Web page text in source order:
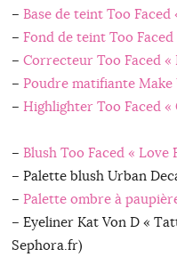
– Base de teint Too Faced
– Fond de teint Too
– Correcteur Too Faced «
– Poudre matifiante Make
– Highlighter Too Faced «
– Blush Too Faced « Love
– Palette blush Urban
– Palette ombre à
– Eyeliner Kat Von D «
Sephora.fr)